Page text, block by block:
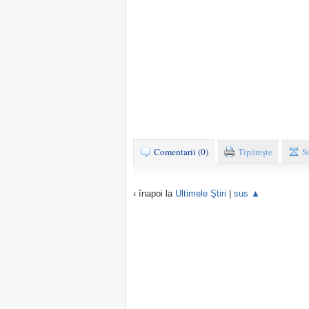
Comentarii (0) Tipăreşte
‹ înapoi la Ultimele Ştiri sus ▲